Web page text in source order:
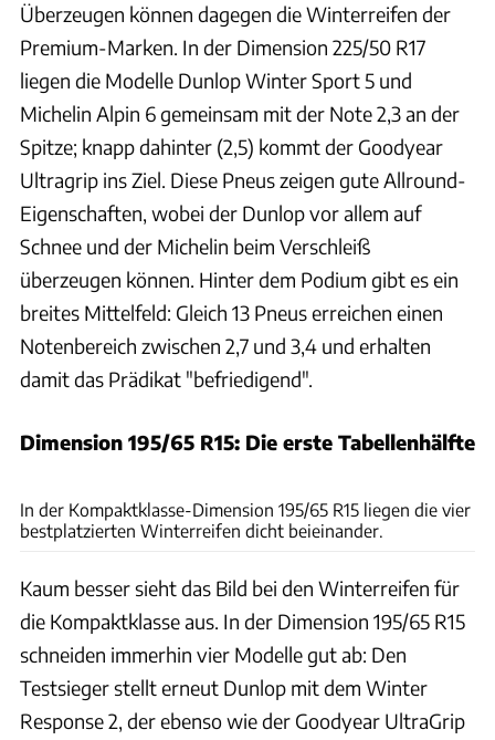
Überzeugen können dagegen die Winterreifen der
Premium-Marken. In der Dimension 225/50 R17
liegen die Modelle Dunlop Winter Sport 5 und
Michelin Alpin 6 gemeinsam mit der Note 2,3 an der
Spitze; knapp dahinter (2,5) kommt der Goodyear
Ultragrip ins Ziel. Diese Pneus zeigen gute Allround-
Eigenschaften, wobei der Dunlop vor allem auf
Schnee und der Michelin beim Verschleiß
überzeugen können. Hinter dem Podium gibt es ein
breites Mittelfeld: Gleich 13 Pneus erreichen einen
Notenbereich zwischen 2,7 und 3,4 und erhalten
damit das Prädikat "befriedigend".
Dimension 195/65 R15: Die erste Tabellenhälfte
In der Kompaktklasse-Dimension 195/65 R15 liegen die vier
bestplatzierten Winterreifen dicht beieinander.
Kaum besser sieht das Bild bei den Winterreifen für
die Kompaktklasse aus. In der Dimension 195/65 R15
schneiden immerhin vier Modelle gut ab: Den
Testsieger stellt erneut Dunlop mit dem Winter
Response 2, der ebenso wie der Goodyear UltraGrip